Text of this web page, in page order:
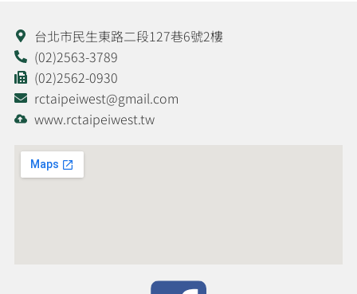
台北市民生東路二段127巷6號2樓
(02)2563-3789
(02)2562-0930
rctaipeiwest@gmail.com
www.rctaipeiwest.tw